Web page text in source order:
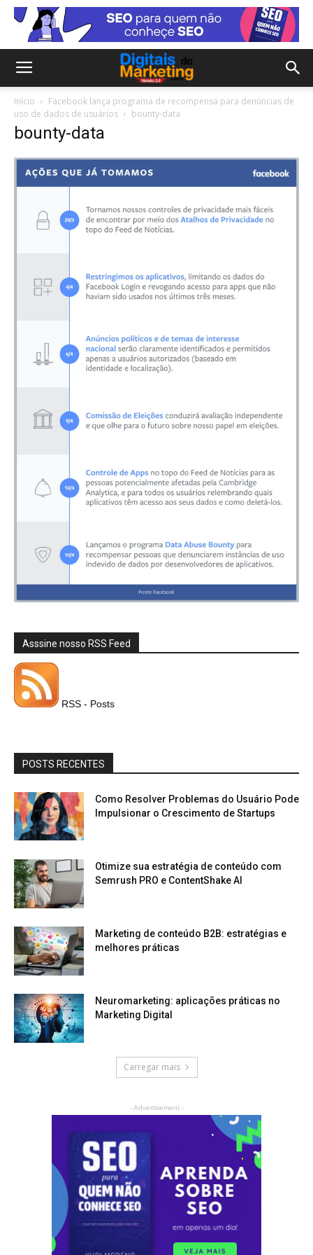
Início
Facebook lança programa de recompensa para denúncias de
uso de dados de usuários
bounty-data
bounty-data
Asssine nosso RSS Feed
RSS - Posts
POSTS RECENTES
Como Resolver Problemas do Usuário Pode
Impulsionar o Crescimento de Startups
Otimize sua estratégia de conteúdo com
Semrush PRO e ContentShake AI
Marketing de conteúdo B2B: estratégias e
melhores práticas
Neuromarketing: aplicações práticas no
Marketing Digital
Carregar mais
- Advertisement -